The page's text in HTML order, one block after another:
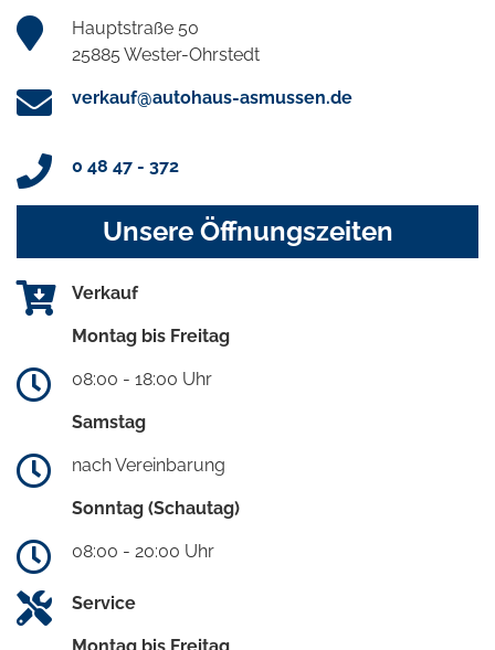
Hauptstraße 50
25885 Wester-Ohrstedt
verkauf@autohaus-asmussen.de
0 48 47 - 372
Unsere Öffnungszeiten
Verkauf
Montag bis Freitag
08:00 - 18:00 Uhr
Samstag
nach Vereinbarung
Sonntag (Schautag)
08:00 - 20:00 Uhr
Service